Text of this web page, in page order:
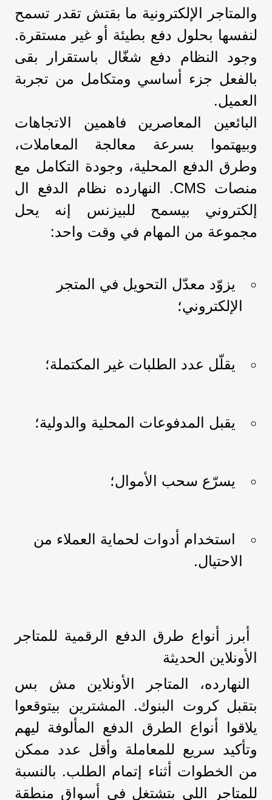
والمتاجر الإلكترونية ما بقتش تقدر تسمح
لنفسها بحلول دفع بطيئة أو غير مستقرة.
وجود النظام دفع شغّال باستقرار بقى
بالفعل جزء أساسي ومتكامل من تجربة
العميل.
البائعين المعاصرين فاهمين الاتجاهات
وبيهتموا بسرعة معالجة المعاملات،
وطرق الدفع المحلية، وجودة التكامل مع
منصات CMS. النهارده نظام الدفع ال
إلكتروني بيسمح للبيزنس إنه يحل
مجموعة من المهام في وقت واحد:
يزوّد معدّل التحويل في المتجر
الإلكتروني؛
يقلّل عدد الطلبات غير المكتملة؛
يقبل المدفوعات المحلية والدولية؛
يسرّع سحب الأموال؛
استخدام أدوات لحماية العملاء من
الاحتيال.
أبرز أنواع طرق الدفع الرقمية للمتاجر
الأونلاين الحديثة
النهارده، المتاجر الأونلاين مش بس
بتقبل كروت البنوك. المشترين بيتوقعوا
يلاقوا أنواع الطرق الدفع المألوفة ليهم
وتأكيد سريع للمعاملة وأقل عدد ممكن
من الخطوات أثناء إتمام الطلب. بالنسبة
للمتاجر اللي بتشتغل في أسواق منطقة